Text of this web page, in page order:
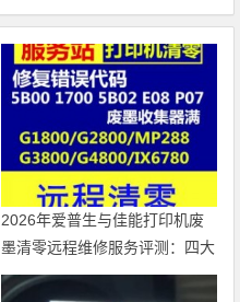
2026年爱普生与佳能打印机废
墨清零远程维修服务评测：四大
品牌独立解析